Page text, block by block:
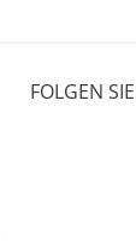
FOLGEN